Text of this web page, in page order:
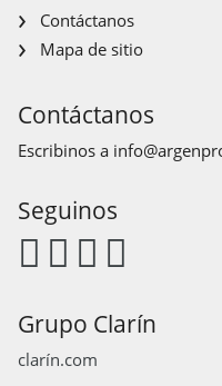
Contáctanos
Mapa de sitio
Contáctanos
Escribinos a
Seguinos
Grupo Clarín
clarín.com